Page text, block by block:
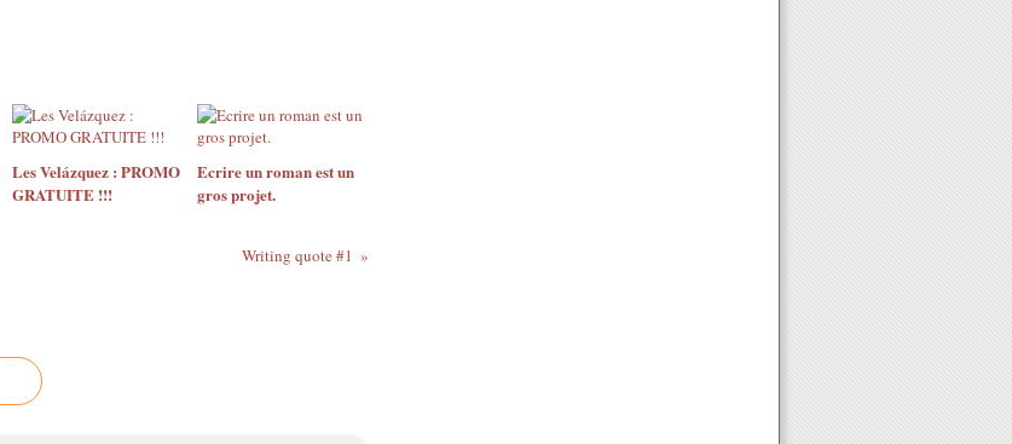
Les Velázquez : PROMO
GRATUITE !!!
Ecrire un roman est un
gros projet.
Writing quote #1